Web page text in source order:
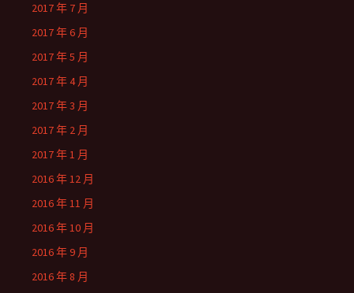
2017 年 7 月
2017 年 6 月
2017 年 5 月
2017 年 4 月
2017 年 3 月
2017 年 2 月
2017 年 1 月
2016 年 12 月
2016 年 11 月
2016 年 10 月
2016 年 9 月
2016 年 8 月